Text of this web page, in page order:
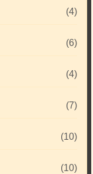
(4)
(6)
(4)
(7)
(10)
(10)